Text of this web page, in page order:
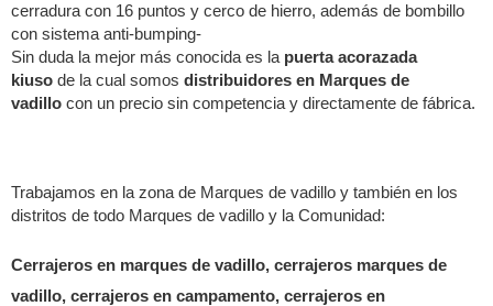
cerradura con 16 puntos y cerco de hierro, además de bombillo
con sistema anti-bumping-
Sin duda la mejor más conocida es la puerta acorazada
kiuso de la cual somos distribuidores en Marques de
vadillo con un precio sin competencia y directamente de fábrica.
Trabajamos en la zona de Marques de vadillo y también en los
distritos de todo Marques de vadillo y la Comunidad:
Cerrajeros en marques de vadillo, cerrajeros marques de
vadillo, cerrajeros en campamento, cerrajeros en